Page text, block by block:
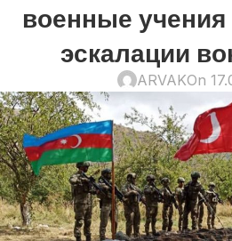
военные учения
эскалации
ARVAKOn